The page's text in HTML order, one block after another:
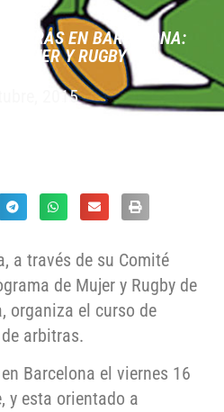
EN BARCELONA:
MUJER Y RUGBY
2015
a través de su Comité
de Mujer y Rugby de
organiza el curso de
arbitras.
Barcelona el viernes 16
y esta orientado a